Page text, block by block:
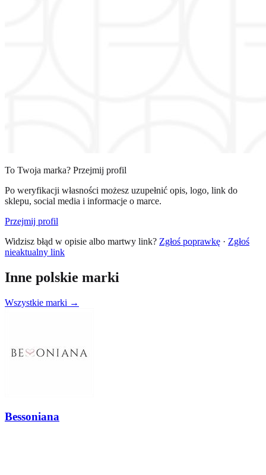
To Twoja marka? Przejmij profil
Po weryfikacji własności możesz uzupełnić opis, logo, link do
sklepu, social media i informacje o marce.
Przejmij profil
Widzisz błąd w opisie albo martwy link? Zgłoś poprawkę · Zgłoś
nieaktualny link
Inne polskie marki
Wszystkie marki →
Bessoniana